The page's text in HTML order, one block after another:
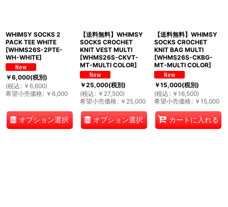
WHIMSY SOCKS 2
PACK TEE WHITE
[WHMS26S-2PTE-
WH-WHITE]
￥6,000(税別)
(税込 : ￥ 6,600)
希望小売価格: ￥ 6,000
オプション選択
【送料無料】WHIMSY
SOCKS CROCHET
KNIT VEST MULTI
[WHMS26S-CKVT-
MT-MULTI COLOR]
￥25,000(税別)
(税込 : ￥ 27,500)
希望小売価格: ￥ 25,000
オプション選択
【送料無料】WHIMSY
SOCKS CROCHET
KNIT BAG MULTI
[WHMS26S-CKBG-
MT-MULTI COLOR]
￥15,000(税別)
(税込 : ￥ 16,500)
希望小売価格: ￥ 15,000
カートに入れる